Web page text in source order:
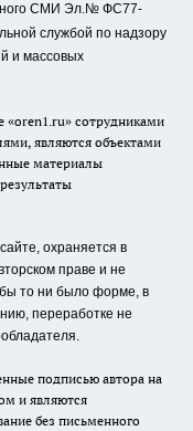
СМИ Эл.№ ФС77-
службой по надзору
и массовых
сотрудниками
являются объектами
материалы
охраняется в
праве и не
то ни было форме, в
переработке не
подписью автора на
и являются
без письменного